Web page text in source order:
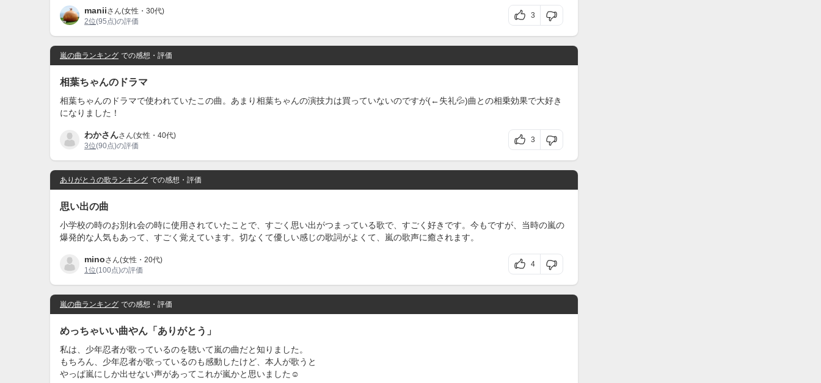
maniiさん(女性・30代)
2位(95点)の評価
3
嵐の曲ランキング での感想・評価
相葉ちゃんのドラマ
相葉ちゃんのドラマで使われていたこの曲。あまり相葉ちゃんの演技力は買っていないのですが(←失礼💦)曲との相乗効果で大好き
になりました！
わかさんさん(女性・40代)
3位(90点)の評価
3
ありがとうの歌ランキング での感想・評価
思い出の曲
小学校の時のお別れ会の時に使用されていたことで、すごく思い出がつまっている歌で、すごく好きです。今もですが、当時の嵐の
爆発的な人気もあって、すごく覚えています。切なくて優しい感じの歌詞がよくて、嵐の歌声に癒されます。
minoさん(女性・20代)
1位(100点)の評価
4
嵐の曲ランキング での感想・評価
めっちゃいい曲やん「ありがとう」
私は、少年忍者が歌っているのを聴いて嵐の曲だと知りました。
もちろん、少年忍者が歌っているのも感動したけど、本人が歌うと
やっぱ嵐にしか出せない声があってこれが嵐かと思いました☺️